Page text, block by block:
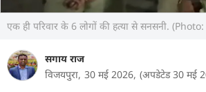
एक ही परिवार के 6 लोगों की हत्या से सनसनी.
सगाय राज
विजयपुरा, 30 मई 2026, (अपडेटेड 30 मई